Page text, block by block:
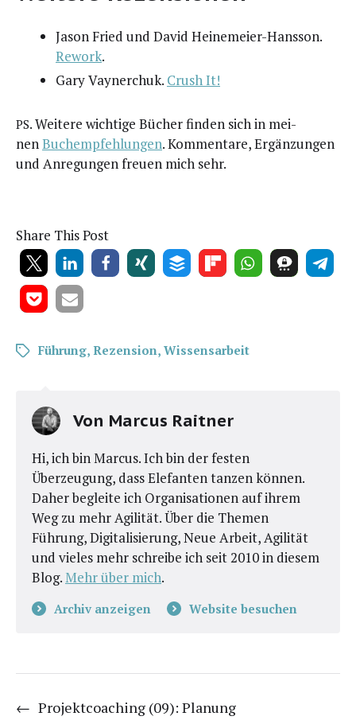
Jason Fried und David Hei­ne­mei­er-Hans­son.
Rework.
Gary Vay­nerch­uk. Crush It!
PS. Wei­te­re wich­ti­ge Bücher fin­den sich in mei­
nenBuch­emp­feh­lun­gen. Kom­men­ta­re, Ergän­zun­gen
und Anre­gun­gen freu­en mich sehr.
Share This Post
Führung, Rezension, Wissensarbeit
Von Marcus Raitner
Hi, ich bin Marcus. Ich bin der festen
Überzeugung, dass Elefanten tanzen können.
Daher begleite ich Organisationen auf ihrem
Weg zu mehr Agilität. Über die Themen
Führung, Digitalisierung, Neue Arbeit, Agilität
und vieles mehr schreibe ich seit 2010 in diesem
Blog.Mehr über mich.
Archiv anzeigen Website besuchen
← Projektcoaching (09): Planung